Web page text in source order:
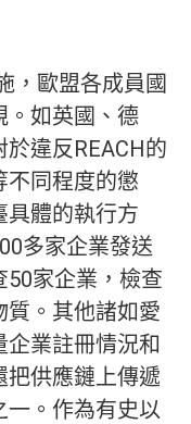
，歐盟各成員國
。如英國、德
違反REACH的
不同程度的懲
具體的執行方
多家企業發送
家企業，檢查
質。其他諸如愛
業註冊情況和
把供應鏈上傳遞
一。作為有史以